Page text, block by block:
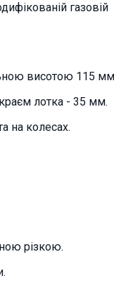
газовій
висотою 115
лотка - 35 мм.
на колесах.
різкою.